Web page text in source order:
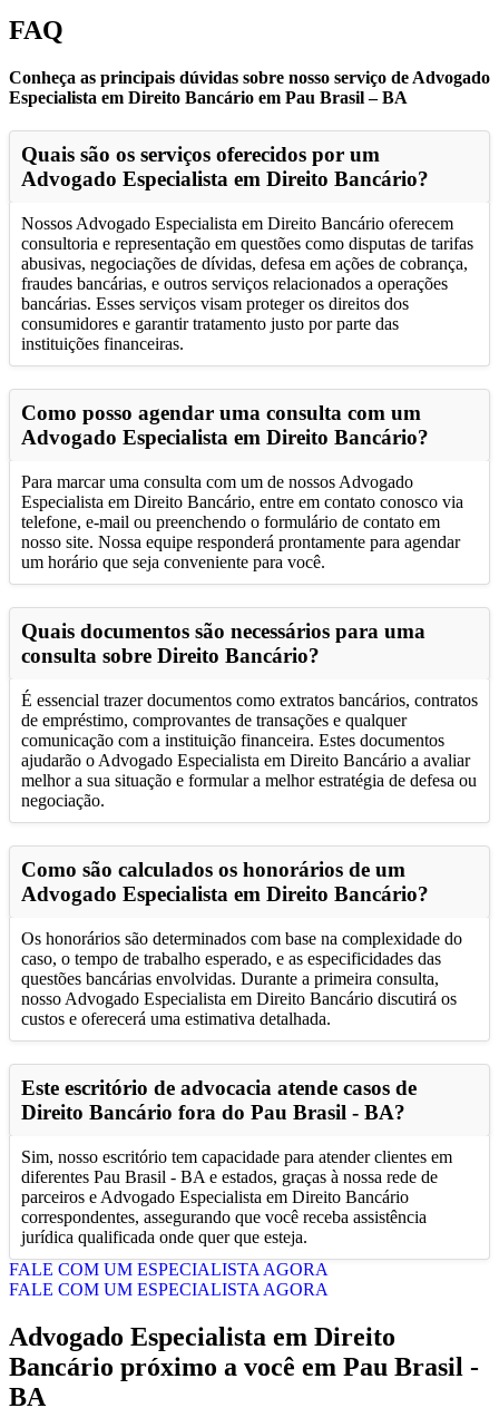
FAQ
Conheça as principais dúvidas sobre nosso serviço de Advogado
Especialista em Direito Bancário em Pau Brasil – BA
Quais são os serviços oferecidos por um
Advogado Especialista em Direito Bancário?
Nossos Advogado Especialista em Direito Bancário oferecem
consultoria e representação em questões como disputas de tarifas
abusivas, negociações de dívidas, defesa em ações de cobrança,
fraudes bancárias, e outros serviços relacionados a operações
bancárias. Esses serviços visam proteger os direitos dos
consumidores e garantir tratamento justo por parte das
instituições financeiras.
Como posso agendar uma consulta com um
Advogado Especialista em Direito Bancário?
Para marcar uma consulta com um de nossos Advogado
Especialista em Direito Bancário, entre em contato conosco via
telefone, e-mail ou preenchendo o formulário de contato em
nosso site. Nossa equipe responderá prontamente para agendar
um horário que seja conveniente para você.
Quais documentos são necessários para uma
consulta sobre Direito Bancário?
É essencial trazer documentos como extratos bancários, contratos
de empréstimo, comprovantes de transações e qualquer
comunicação com a instituição financeira. Estes documentos
ajudarão o Advogado Especialista em Direito Bancário a avaliar
melhor a sua situação e formular a melhor estratégia de defesa ou
negociação.
Como são calculados os honorários de um
Advogado Especialista em Direito Bancário?
Os honorários são determinados com base na complexidade do
caso, o tempo de trabalho esperado, e as especificidades das
questões bancárias envolvidas. Durante a primeira consulta,
nosso Advogado Especialista em Direito Bancário discutirá os
custos e oferecerá uma estimativa detalhada.
Este escritório de advocacia atende casos de
Direito Bancário fora do Pau Brasil - BA?
Sim, nosso escritório tem capacidade para atender clientes em
diferentes Pau Brasil - BA e estados, graças à nossa rede de
parceiros e Advogado Especialista em Direito Bancário
correspondentes, assegurando que você receba assistência
jurídica qualificada onde quer que esteja.
FALE COM UM ESPECIALISTA AGORA
FALE COM UM ESPECIALISTA AGORA
Advogado Especialista em Direito
Bancário próximo a você em Pau Brasil -
BA